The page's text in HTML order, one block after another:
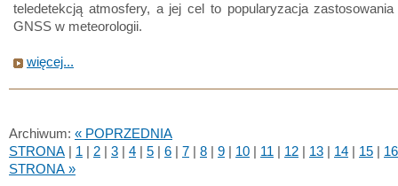
teledetekcją atmosfery, a jej cel to popularyzacja zastosowania
GNSS w meteorologii.
więcej...
Archiwum: « POPRZEDNIA
STRONA | 1 | 2 | 3 | 4 | 5 | 6 | 7 | 8 | 9 | 10 | 11 | 12 | 13 | 14 | 15 | 16
STRONA »